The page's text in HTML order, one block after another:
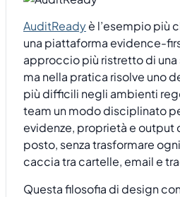
AuditReadyè l’esempio più
una piattaforma evidence-
approccio più ristretto di
ma nella pratica risolve uno
più difficili negli ambienti
team un modo disciplinato
evidenze, proprietà e output
posto, senza trasformare
caccia tra cartelle, email e
Questa filosofia di design